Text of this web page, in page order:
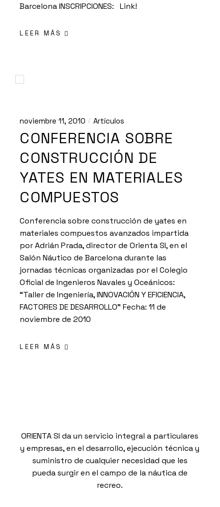
Barcelona INSCRIPCIONES: Link!
LEER MÁS
noviembre 11, 2010 Artículos
CONFERENCIA SOBRE
CONSTRUCCIÓN DE
YATES EN MATERIALES
COMPUESTOS
Conferencia sobre construcción de yates en
materiales compuestos avanzados impartida
por Adrián Prada, director de Orienta SI, en el
Salón Náutico de Barcelona durante las
jornadas técnicas organizadas por el Colegio
Oficial de Ingenieros Navales y Oceánicos:
“Taller de Ingeniería, INNOVACIÓN Y EFICIENCIA,
FACTORES DE DESARROLLO” Fecha: 11 de
noviembre de 2010
LEER MÁS
ORIENTA SI da un servicio integral a particulares
y empresas, en el desarrollo, ejecución técnica y
suministro de cualquier necesidad que les
pueda surgir en el campo de la náutica de
recreo.